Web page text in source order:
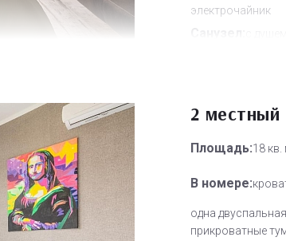
электрочайник
уборка номера
2 местный
Площадь:18 кв.
В номере:
одна
прикроватные